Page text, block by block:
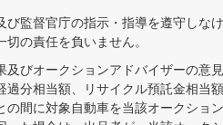
監督官庁の指示・指導を遵守しな
の責任を負いません。
びオークションアドバイザーの意
分相当額、リサイクル預託金相当
間に対象自動車を当該オークショ